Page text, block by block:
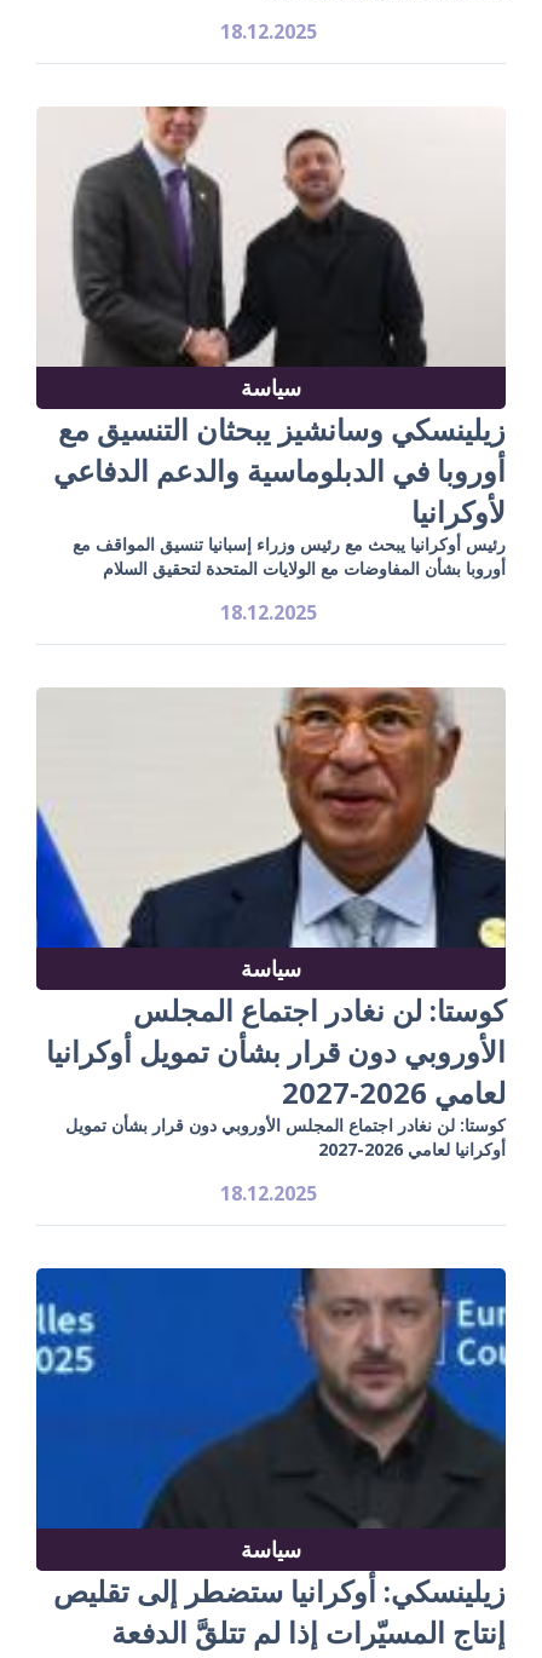
18.12.2025
سياسة
زيلينسكي وسانشيز يبحثان التنسيق مع
أوروبا في الدبلوماسية والدعم الدفاعي
لأوكرانيا
رئيس أوكرانيا يبحث مع رئيس وزراء إسبانيا تنسيق المواقف مع
أوروبا بشأن المفاوضات مع الولايات المتحدة لتحقيق السلام
18.12.2025
سياسة
كوستا: لن نغادر اجتماع المجلس
الأوروبي دون قرار بشأن تمويل أوكرانيا
لعامي 2026-2027
كوستا: لن نغادر اجتماع المجلس الأوروبي دون قرار بشأن تمويل
أوكرانيا لعامي 2026-2027
18.12.2025
سياسة
زيلينسكي: أوكرانيا ستضطر إلى تقليص
إنتاج المسيّرات إذا لم تتلقَّ الدفعة